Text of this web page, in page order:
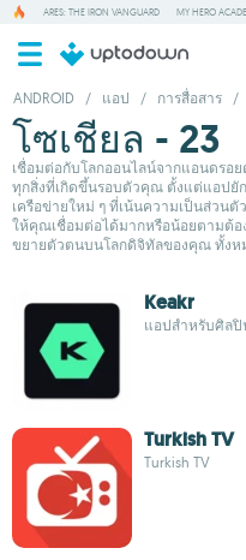
ARES: THE IRON VANGUARD MY HERO
ANDROID / แอป / การสื่อสาร /
โซเชียล - 23
เชื่อมต่อกับโลกออนไลน์จากแอนดร
ทุกสิ่งที่เกิดขึ้นรอบตัวคุณ ตั้งแต่แอปยัก
เครือข่ายใหม่ ๆ ที่เน้นความเป็นส่วน
ให้คุณเชื่อมต่อได้มากหรือน้อยตามต้อ
ขยายตัวตนบนโลกดิจิทัลของคุณ ทั้งห
Keakr
แอปสำหรับศิล
Turkish TV
Turkish TV